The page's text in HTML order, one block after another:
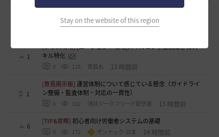
Stay on the website of this region
[意見掲示板]HYPERBOOSTの「AD750を目指そう」という
呼びかけと、実際の難易度のギャップについて
120 浅井ジークフリード配信者 12 時間前
1
[クラス攻略][エージェント攻略]スキルコンボ動画並びにス
キル特化
0 125 夜狐丸 13 時間前
1
[意見掲示板]運営体制について感じている懸念（ガイドライ
ン整備・監査体制・対応の一貫性）
0 102 浅井ジークフリード配信者 13 時間前
6
[TIP&攻略]初心者向け労働者システムの基礎
0 172 ザンナック-日本 14 時間前